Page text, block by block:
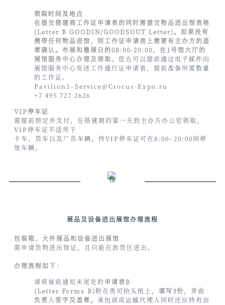
领取时间及地点
在提交搭建商工作证申请表的同时需提交物品进出馆表格
(Letter B GOODIN/GOODSOUT Letter)。如果没有
携带任何物品进馆，则工作证申请表上需要有主办方的盖
章确认。布展和撤展日的08:00-20:00，在1号馆大厅的
展馆服务中心办理及领取。您也可以提前通过电子邮件向
展馆服务中心发送工作通行证申请表，提前准备所需数量
的工作证。
Pavilion1–Service@Crocus-Expo.ru
+7 495 727 2626
VIP停车证
需提前预定并支付，在搭建期的第一天到主办方办公室领取。
VIP停车证不适用于
卡车、货车以及广告车辆。持VIP停车证可在8:00–20:00间停
放车辆。
展品及设备进出展馆办理流程
包装箱、大件展品和设备进出展馆
需申请货物进出馆证，且只能在卸货区进出。
办理流程如下：
请将展前通知末尾处的 申请表B
(Letter Forms B)附在贵司抬头纸上， 填写3份，并由
负责人签字及盖章。 承包商或运输代理人同时还应持有由